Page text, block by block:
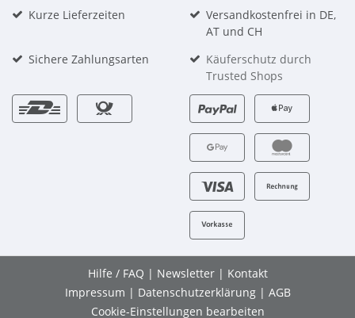
Kurze Lieferzeiten
Versandkostenfrei in DE,
AT und CH
Sichere Zahlungsarten
Käuferschutz durch
Trusted Shops
Hilfe / FAQ | Newsletter | Kontakt
Impressum | Datenschutzerklärung | AGB
Cookie-Einstellungen bearbeiten